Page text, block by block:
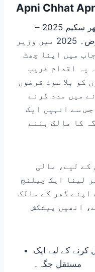
Apni Chhat
وزیراعلیٰ پنجاب اپنی چھت اپنا گھر سکیم 2025 –
خاندانوں کے لیے مفت گھر اور قرض۔ 2025 میں وزیر
میں اپنا چھٹ
یہ اقدام غریب
کو بلا سود قرضوں
میں مدد کرنے
سے انہیں ایک
کا مالک بننے
کے لیے، مالی
لینا ایک چیلنج
اپنے گھر کے مالک
انھیں پیشکش
کے لیے ایک
مستقل جگہ۔